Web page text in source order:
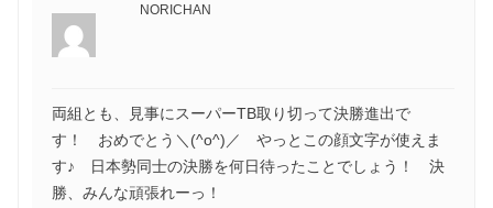
NORICHAN
両組とも、見事にスーパーTB取り切って決勝進出で
す！ おめでとう＼(^o^)／ やっとこの顔文字が使えま
す♪ 日本勢同士の決勝を何日待ったことでしょう！ 決
勝、みんな頑張れーっ！